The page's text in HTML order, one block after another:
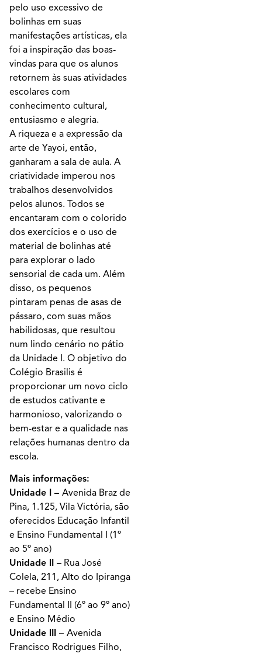
pelo uso excessivo de
bolinhas em suas
manifestações artísticas, ela
foi a inspiração das boas-
vindas para que os alunos
retornem às suas atividades
escolares com
conhecimento cultural,
entusiasmo e alegria.
A riqueza e a expressão da
arte de Yayoi, então,
ganharam a sala de aula. A
criatividade imperou nos
trabalhos desenvolvidos
pelos alunos. Todos se
encantaram com o colorido
dos exercícios e o uso de
material de bolinhas até
para explorar o lado
sensorial de cada um. Além
disso, os pequenos
pintaram penas de asas de
pássaro, com suas mãos
habilidosas, que resultou
num lindo cenário no pátio
da Unidade I. O objetivo do
Colégio Brasilis é
proporcionar um novo ciclo
de estudos cativante e
harmonioso, valorizando o
bem-estar e a qualidade nas
relações humanas dentro da
escola.
Mais informações:
Unidade I – Avenida Braz de
Pina, 1.125, Vila Victória, são
oferecidos Educação Infantil
e Ensino Fundamental I (1º
ao 5º ano)
Unidade II – Rua José
Colela, 211, Alto do Ipiranga
– recebe Ensino
Fundamental II (6º ao 9º ano)
e Ensino Médio
Unidade III – Avenida
Francisco Rodrigues Filho,